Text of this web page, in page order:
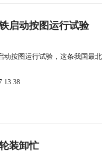
启动按图运行试验
动按图运行试验，这条我国最
13:38
装卸忙